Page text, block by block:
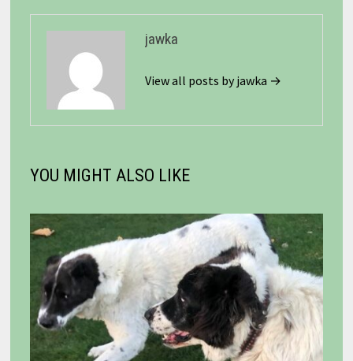
jawka
View all posts by jawka →
YOU MIGHT ALSO LIKE